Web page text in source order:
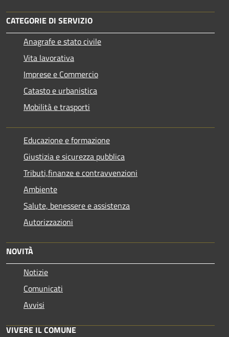
CATEGORIE DI SERVIZIO
Anagrafe e stato civile
Vita lavorativa
Imprese e Commercio
Catasto e urbanistica
Mobilità e trasporti
Educazione e formazione
Giustizia e sicurezza pubblica
Tributi,finanze e contravvenzioni
Ambiente
Salute, benessere e assistenza
Autorizzazioni
NOVITÀ
Notizie
Comunicati
Avvisi
VIVERE IL COMUNE